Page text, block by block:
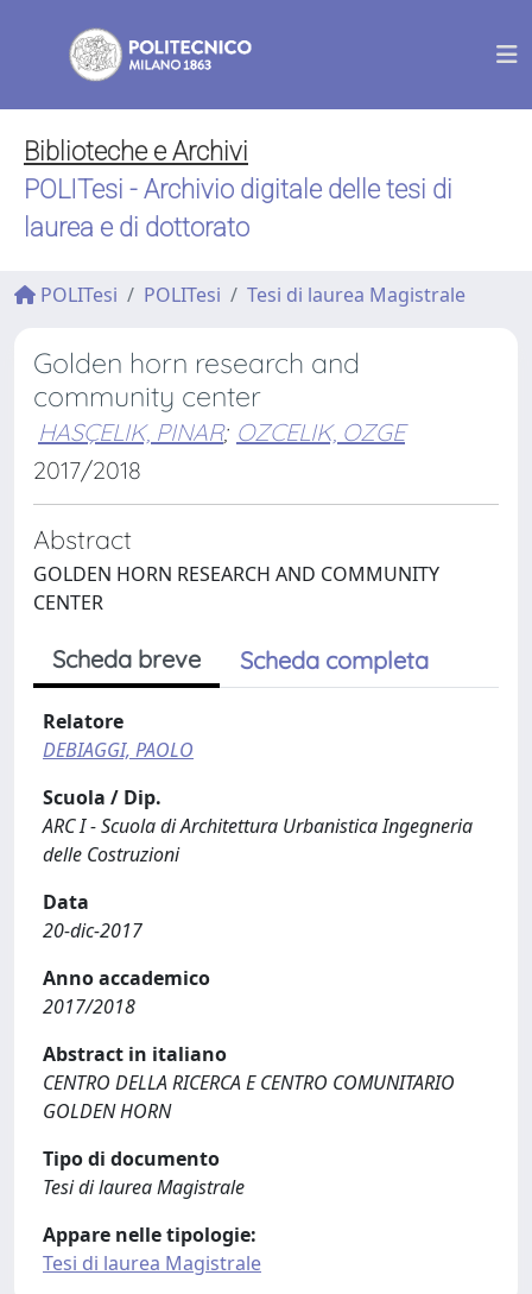
Biblioteche e Archivi
POLITesi - Archivio digitale delle tesi di
laurea e di dottorato
POLITesi POLITesi Tesi di laurea Magistrale
Golden horn research and
community center
HASÇELIK, PINAR; OZCELIK, OZGE
2017/2018
Abstract
GOLDEN HORN RESEARCH AND COMMUNITY
CENTER
Scheda breve Scheda completa
Relatore
DEBIAGGI, PAOLO
Scuola / Dip.
ARC I - Scuola di Architettura Urbanistica Ingegneria
delle Costruzioni
Data
20-dic-2017
Anno accademico
2017/2018
Abstract in italiano
CENTRO DELLA RICERCA E CENTRO COMUNITARIO
GOLDEN HORN
Tipo di documento
Tesi di laurea Magistrale
Appare nelle tipologie:
Tesi di laurea Magistrale